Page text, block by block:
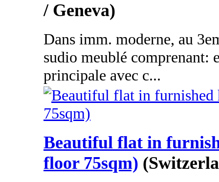
/ Geneva)
Dans imm. moderne, au
sudio meublé comprenant:
principale avec c...
Beautiful flat in
floor 75sqm)